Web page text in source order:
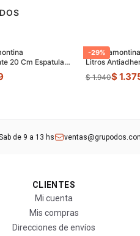
20 Cm Espatula
-29%
Olla
Litros
$ 1.940$
de 9 a 13 hs
CLIENTES
Mi cuenta
Mis compras
Direcciones de envíos